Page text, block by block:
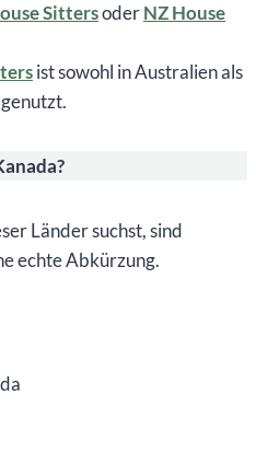
SittersoderNZ House
ist sowohl in Australien als
Länder suchst, sind
echte Abkürzung.